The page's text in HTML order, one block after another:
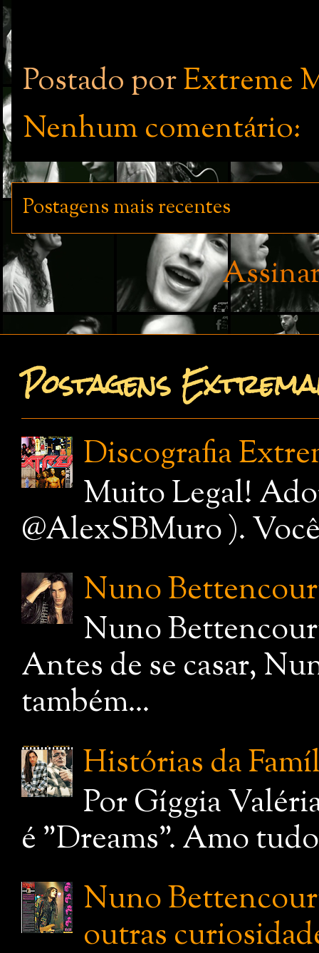
Postado porExtreme
Nenhum comentário:
Postagens mais recentes
Postagens
Discografia
Muito Legal!
@AlexSBMuro ).
Nuno
Nuno
Antes de se casar,
também...
Histórias da
Por Gíggia
é "Dreams". Amo
Nuno
outras